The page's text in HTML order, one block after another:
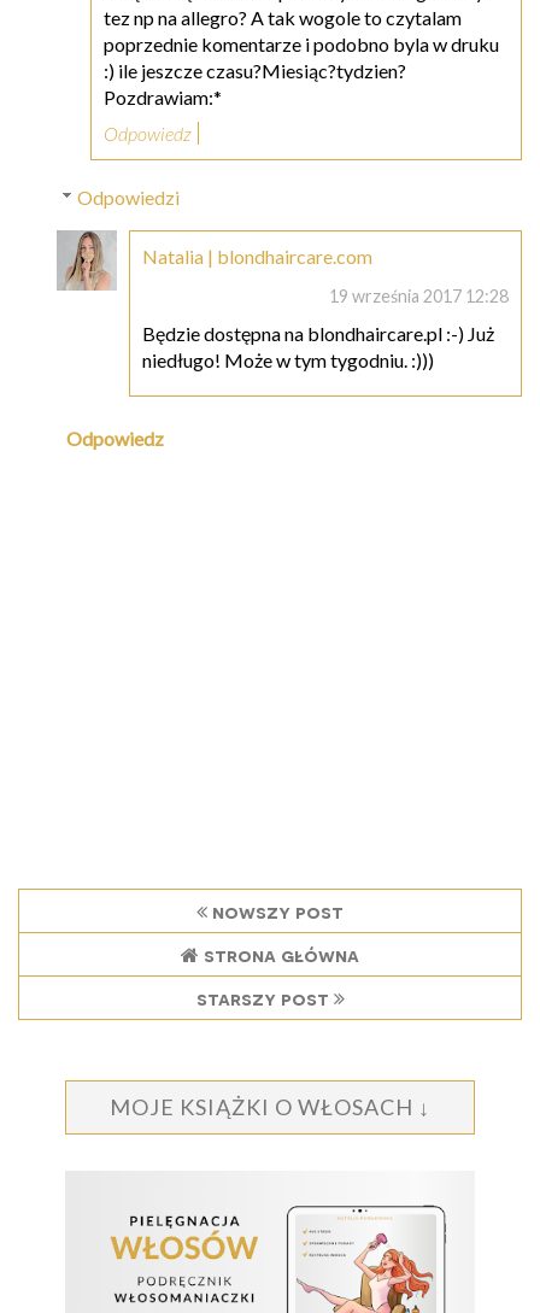
tez np na allegro? A tak wogole to czytalam
poprzednie komentarze i podobno byla w druku
:) ile jeszcze czasu?Miesiąc?tydzien?
Pozdrawiam:*
Odpowiedz
Odpowiedzi
Natalia | blondhaircare.com
19 września 2017 12:28
Będzie dostępna na blondhaircare.pl :-) Już
niedługo! Może w tym tygodniu. :)))
Odpowiedz
nowszy post
strona główna
starszy post
MOJE KSIĄŻKI O WŁOSACH ↓